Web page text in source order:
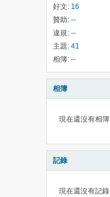
好文: 16
贊助: --
違規: --
主題: 41
相簿: --
相簿
現在還沒有相簿
記錄
現在還沒有記錄